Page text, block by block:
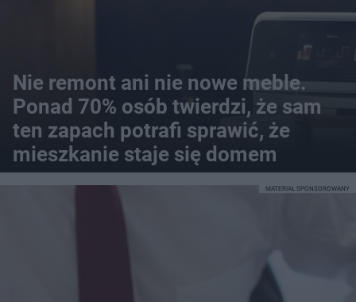
Nie remont ani nie nowe meble.
Ponad 70% osób twierdzi, że sam
ten zapach potrafi sprawić, że
mieszkanie staje się domem
MATERIAŁ SPONSOROWANY